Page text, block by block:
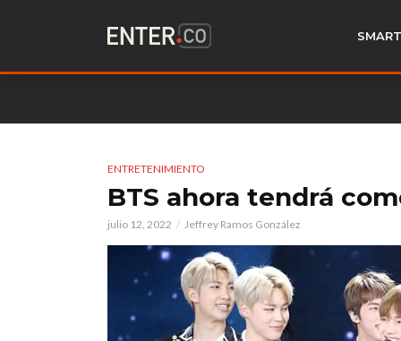
ENTRETENIMIENTO
BTS ahora tendrá
julio 12, 2022 Jeffrey Ramos González